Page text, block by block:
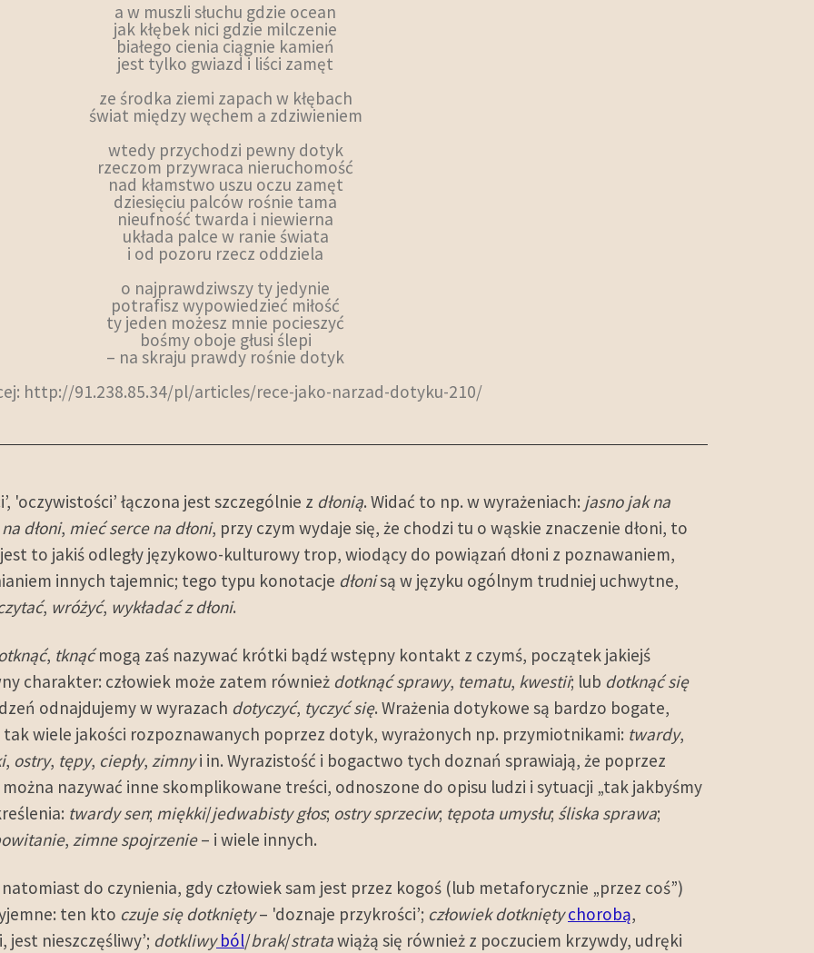
a w muszli słuchu gdzie ocean
jak kłębek nici gdzie milczenie
białego cienia ciągnie kamień
jest tylko gwiazd i liści zamęt
ze środka ziemi zapach w kłębach
świat między węchem a zdziwieniem
wtedy przychodzi pewny dotyk
rzeczom przywraca nieruchomość
nad kłamstwo uszu oczu zamęt
dziesięciu palców rośnie tama
nieufność twarda i niewierna
układa palce w ranie świata
i od pozoru rzecz oddziela
o najprawdziwszy ty jedynie
potrafisz wypowiedzieć miłość
ty jeden możesz mnie pocieszyć
bośmy oboje głusi ślepi
– na skraju prawdy rośnie dotyk
http://91.238.85.34/pl/articles/rece-jako-narzad-dotyku-210/
'oczywistości’ łączona jest szczególnie z dłonią. Widać to np. w wyrażeniach: jasno jak na
dłoni, mieć serce na dłoni, przy czym wydaje się, że chodzi tu o wąskie znaczenie dłoni, to
to jakiś odległy językowo-kulturowy trop, wiodący do powiązań dłoni z poznawaniem,
innych tajemnic; tego typu konotacje dłonisą w języku ogólnym trudniej uchwytne,
, wróżyć, wykładać z dłoni.
, tknąćmogą zaś nazywać krótki bądź wstępny kontakt z czymś, początek jakiejś
charakter: człowiek może zatem również dotknąć sprawy, tematu, kwestii; lub dotknąć się
odnajdujemy w wyrazach dotyczyć, tyczyć się. Wrażenia dotykowe są bardzo bogate,
wiele jakości rozpoznawanych poprzez dotyk, wyrażonych np. przymiotnikami: twardy,
, ostry, tępy, ciepły, zimnyi in. Wyrazistość i bogactwo tych doznań sprawiają, że poprzez
nazywać inne skomplikowane treści, odnoszone do opisu ludzi i sytuacji „tak jakbyśmy
twardy sen; miękki/jedwabisty głos; ostry sprzeciw; tępota umysłu; śliska sprawa;
, zimne spojrzenie– i wiele innych.
do czynienia, gdy człowiek sam jest przez kogoś (lub metaforycznie „przez coś”)
ten kto czuje się dotknięty– 'doznaje przykrości’; człowiek dotkniętychorobą,
jest nieszczęśliwy’; dotkliwy ból/brak/stratawiążą się również z poczuciem krzywdy, udręki